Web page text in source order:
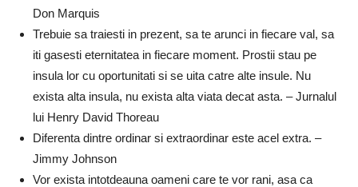
Don Marquis
Trebuie sa traiesti in prezent, sa te arunci in fiecare val, sa
iti gasesti eternitatea in fiecare moment. Prostii stau pe
insula lor cu oportunitati si se uita catre alte insule. Nu
exista alta insula, nu exista alta viata decat asta. – Jurnalul
lui Henry David Thoreau
Diferenta dintre ordinar si extraordinar este acel extra. –
Jimmy Johnson
Vor exista intotdeauna oameni care te vor rani, asa ca